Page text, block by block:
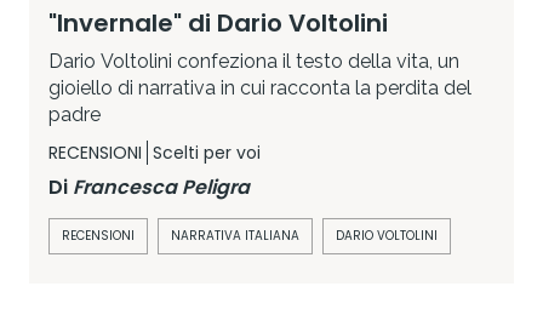
"Invernale" di Dario Voltolini
Dario Voltolini confeziona il testo della vita, un
gioiello di narrativa in cui racconta la perdita del
padre
RECENSIONI Scelti per voi
Di Francesca Peligra
RECENSIONI NARRATIVA ITALIANA DARIO VOLTOLINI